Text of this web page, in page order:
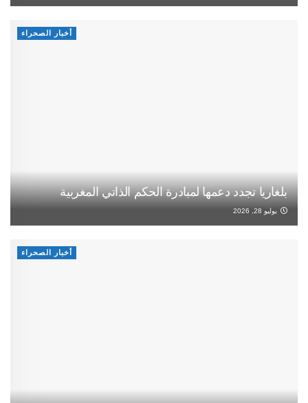
أخبار الصحراء
بلغاريا تجدد دعمها لمبادرة الحكم الذاتي المغربية
يوليو 28, 2026
أخبار الصحراء